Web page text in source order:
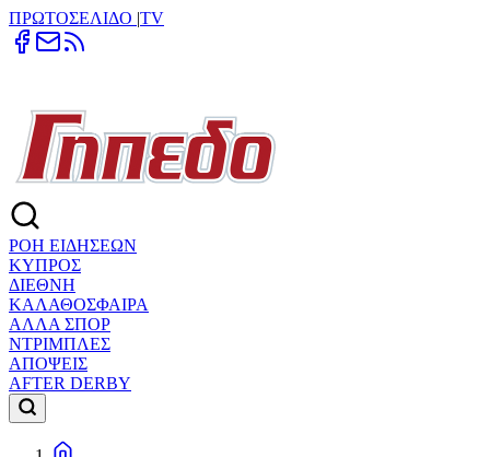
ΠΡΩΤΟΣΕΛΙΔΟ |TV
ΡΟΗ ΕΙΔΗΣΕΩΝ
ΚΥΠΡΟΣ
ΔΙΕΘΝΗ
ΚΑΛΑΘΟΣΦΑΙΡΑ
ΑΛΛΑ ΣΠΟΡ
ΝΤΡΙΜΠΛΕΣ
ΑΠΟΨΕΙΣ
AFTER DERBY